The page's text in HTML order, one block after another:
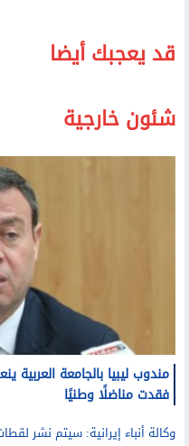
قد يعجبك أيضا
شئون خارجية
مندوب ليبيا بالجامعة
فقدت مناضلًا وطنيًا
وكالة أنباء إيرانية: سيتم نشر